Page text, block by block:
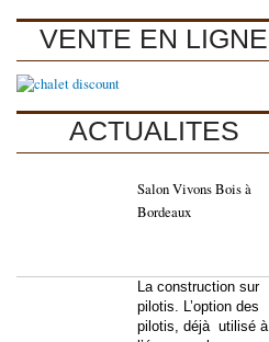
VENTE EN LIGNE
ACTUALITES
Salon Vivons Bois à
Bordeaux
La construction sur
pilotis. L’option des
pilotis, déjà utilisé à